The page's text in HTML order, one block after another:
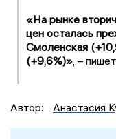
«На рынке
цен осталась
Смоленская
(+9,6%)» , –
Автор: Анастасия